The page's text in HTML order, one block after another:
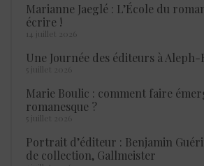
Marianne Jaeglé : L’École du
écrire !
14 juillet 2026
Une Journée des éditeurs à
5 juillet 2026
Marie Boulic : comment faire
romanesque ?
5 juillet 2026
Portrait d’éditeur : Benjamin
de collection, Gallmeister